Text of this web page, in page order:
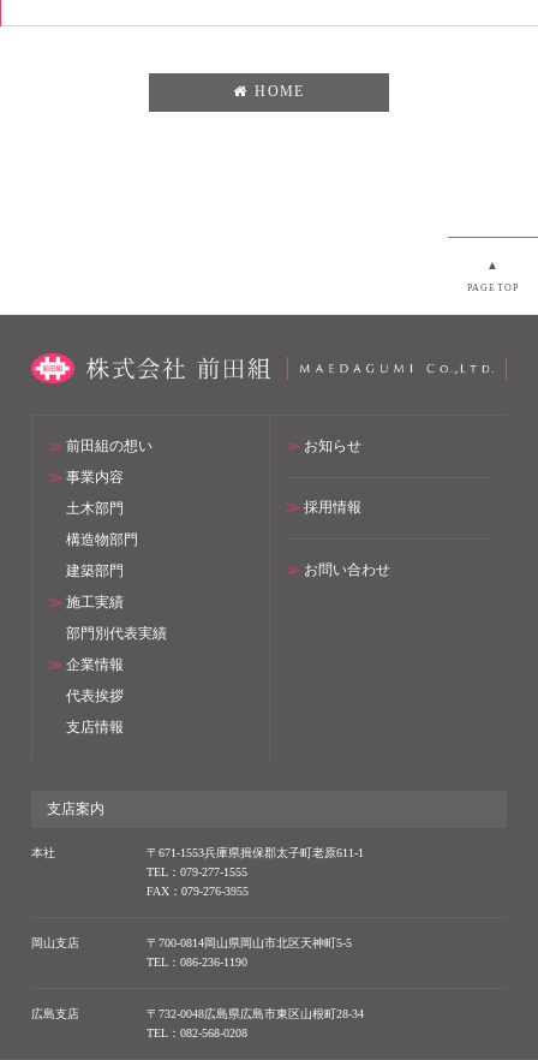
HOME
▲
PAGETOP
≫ 前田組の想い
≫ 事業内容
土木部門
構造物部門
建築部門
≫ 施工実績
部門別代表実績
≫ 企業情報
代表挨拶
支店情報
≫ お知らせ
≫ 採用情報
≫ お問い合わせ
支店案内
本社
〒671-1553兵庫県揖保郡太子町老原611-1
TEL：079-277-1555
FAX：079-276-3955
岡山支店
〒700-0814岡山県岡山市北区天神町5-5
TEL：086-236-1190
広島支店
〒732-0048広島県広島市東区山根町28-34
TEL：082-568-0208